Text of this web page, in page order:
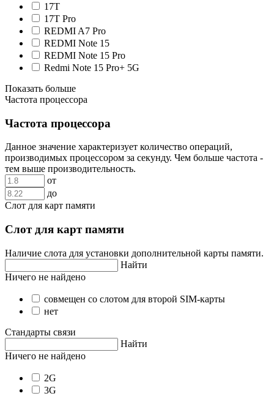
17T
17T Pro
REDMI A7 Pro
REDMI Note 15
REDMI Note 15 Pro
Redmi Note 15 Pro+ 5G
Показать больше
Частота процессора
Частота процессора
Данное значение характеризует количество операций,
производимых процессором за секунду. Чем больше частота -
тем выше производительность.
от
до
Слот для карт памяти
Слот для карт памяти
Наличие слота для установки дополнительной карты памяти.
Найти
Ничего не найдено
совмещен со слотом для второй SIM-карты
нет
Стандарты связи
Найти
Ничего не найдено
2G
3G